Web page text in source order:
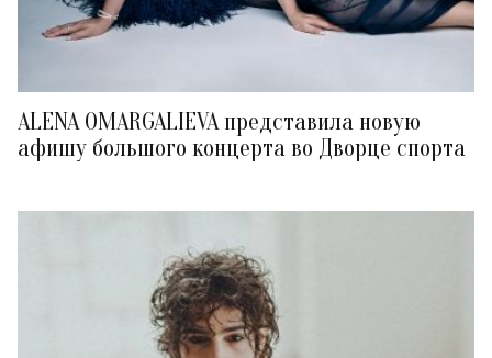
ALENA OMARGALIEVA представила новую
афишу большого концерта во Дворце спорта